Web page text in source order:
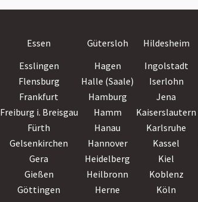
Essen Gütersloh Hildesheim
Esslingen Hagen Ingolstadt
Flensburg Halle (Saale) Iserlohn
Frankfurt Hamburg Jena
Freiburg i. Breisgau Hamm Kaiserslautern
Fürth Hanau Karlsruhe
Gelsenkirchen Hannover Kassel
Gera Heidelberg Kiel
Gießen Heilbronn Koblenz
Göttingen Herne Köln